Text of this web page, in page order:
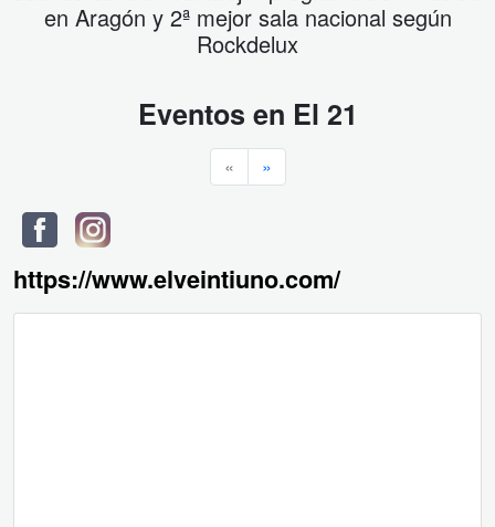
en Aragón y 2ª mejor sala nacional según
Rockdelux
Eventos en El 21
« »
https://www.elveintiuno.com/